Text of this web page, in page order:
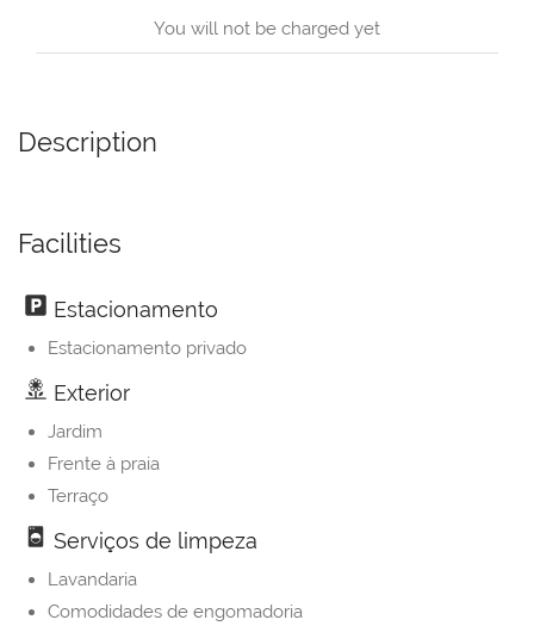
You will not be charged yet
Description
Facilities
Estacionamento
Estacionamento privado
Exterior
Jardim
Frente à praia
Terraço
Serviços de limpeza
Lavandaria
Comodidades de engomadoria